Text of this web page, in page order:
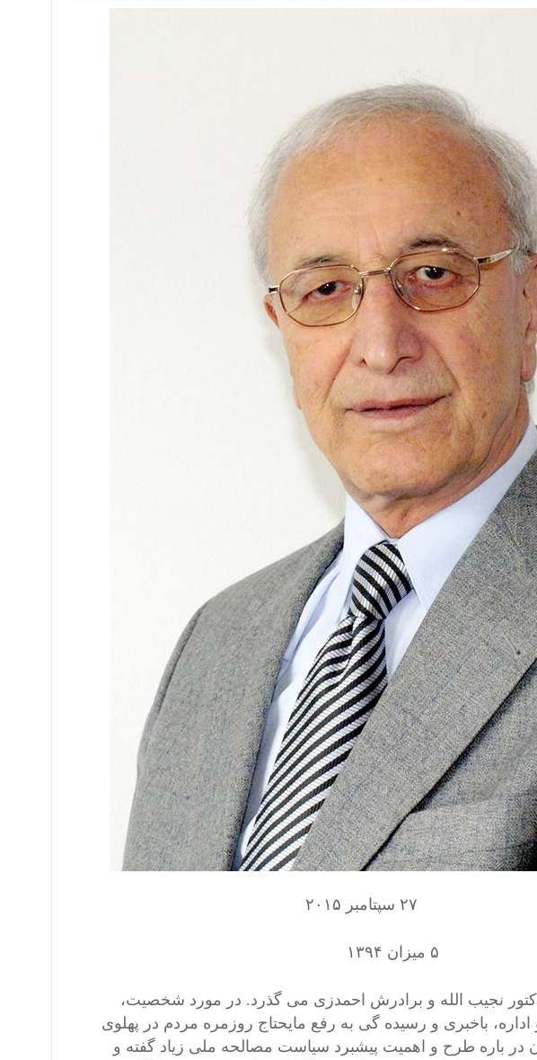
۲۰۱۵
نجیب الله و برادرش احمدزی می گذرد. در مورد شخصیت،
باخبری و رسیده گی به رفع مایحتاج روزمره مردم در پهلوی
در باره طرح و اهمیت پیشبرد سیاست مصالحه ملی زیاد گفته و